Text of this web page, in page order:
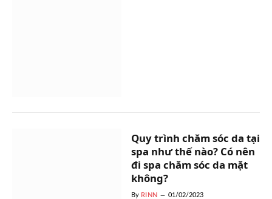
Quy trình chăm sóc da tại
spa như thế nào? Có nên
đi spa chăm sóc da mặt
không?
By RINN
01/02/2023